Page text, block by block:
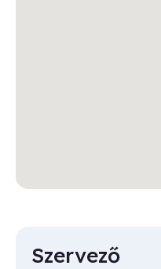
Szervező